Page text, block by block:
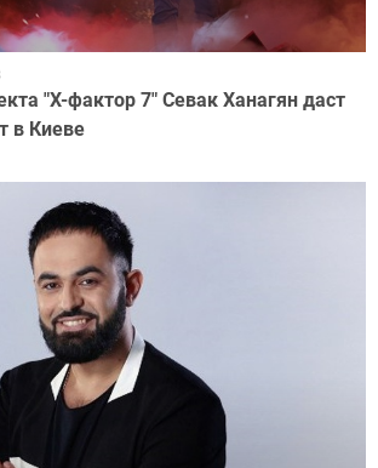
"Х-фактор 7" Севак Ханагян даст
в Киеве